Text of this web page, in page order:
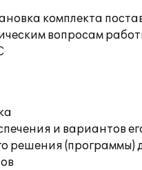
комплекта
вопросам
и вариантов
решения (программы)